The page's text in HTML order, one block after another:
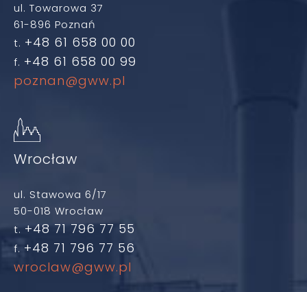
ul. Towarowa 37
61-896 Poznań
t. +48 61 658 00 00
f. +48 61 658 00 99
poznan@gww.pl
Wrocław
ul. Stawowa 6/17
50-018 Wrocław
t. +48 71 796 77 55
f. +48 71 796 77 56
wroclaw@gww.pl